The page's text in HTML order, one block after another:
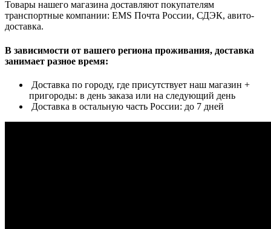
Товары нашего магазина доставляют покупателям
транспортные компании: EMS Почта России, СДЭК, авито-
доставка.
В зависимости от вашего региона проживания, доставка
занимает разное время:
Доставка по городу, где присутствует наш магазин +
пригороды: в день заказа или на следующий день
Доставка в остальную часть России: до 7 дней